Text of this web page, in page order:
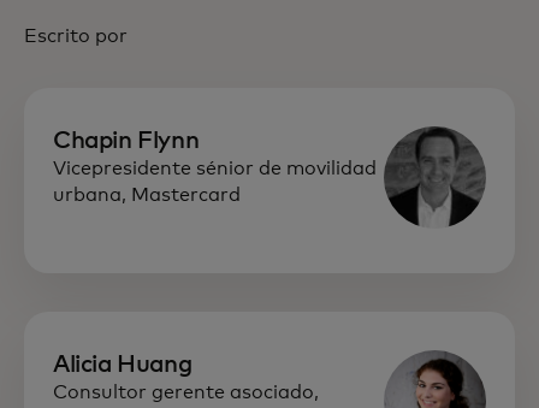
Escrito por
Chapin Flynn
Vicepresidente sénior de movilidad
urbana, Mastercard
Alicia Huang
Consultor gerente asociado,